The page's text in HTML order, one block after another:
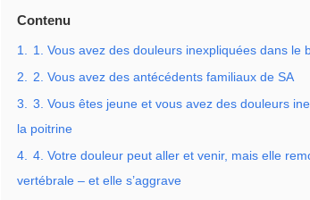
Contenu
1. 1. Vous avez des douleurs inexpliquées dans le
2. 2. Vous avez des antécédents familiaux de SA
3. 3. Vous êtes jeune et vous avez des douleurs
la poitrine
4. 4. Votre douleur peut aller et venir, mais elle
vertébrale – et elle s’aggrave